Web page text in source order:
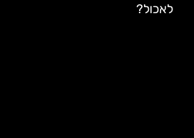
לאכול?